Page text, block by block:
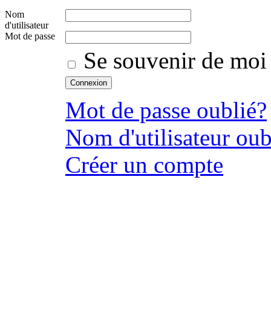
Nom
d'utilisateur
Mot de passe
Se souvenir de moi
Mot de passe oublié?
Nom d'utilisateur
Créer un compte